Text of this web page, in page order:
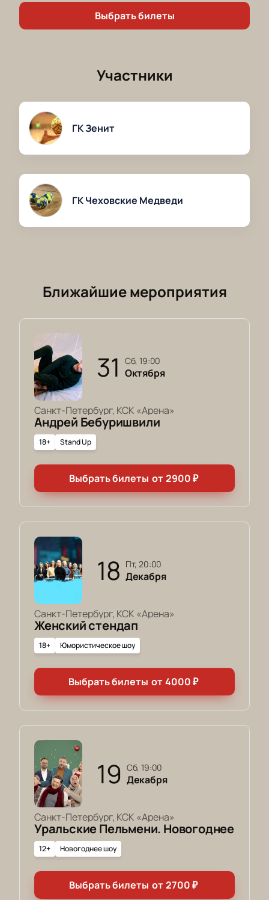
время. Поддержите свою любимую команду и
станьте частью незабываемого спортивного
Выбрать билеты
Участники
ГК Зенит
ГК Чеховские Медведи
Ближайшие мероприятия
31 сб, 19:00
Октября
Санкт-Петербург, КСК «Арена»
Андрей Бебуришвили
18+ Stand Up
Выбрать билеты от 2900₽
18 пт, 20:00
Декабря
Санкт-Петербург, КСК «Арена»
Женский стендап
18+ Юмористическое шоу
Выбрать билеты от 4000₽
19 сб, 19:00
Декабря
Санкт-Петербург, КСК «Арена»
Уральские Пельмени. Новогоднее
12+ Новогоднее шоу
Выбрать билеты от 2700₽